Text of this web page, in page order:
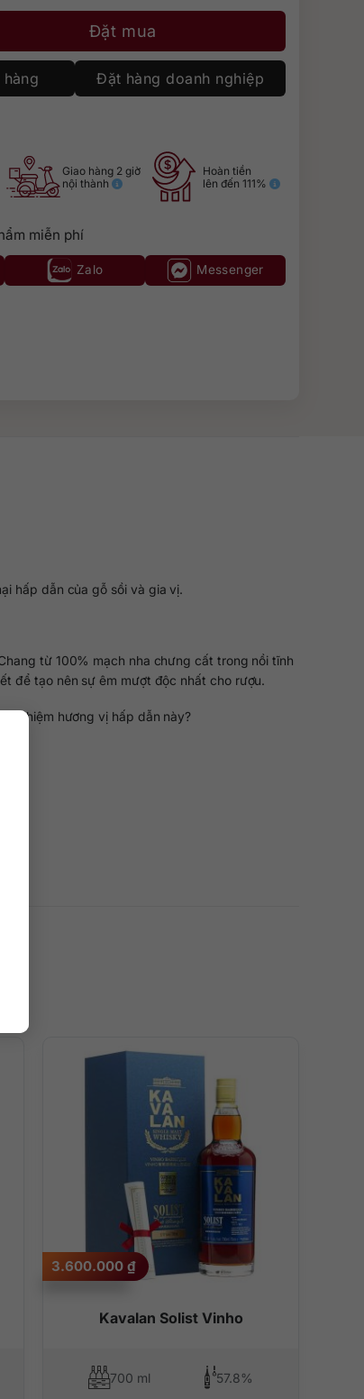
Đặt mua
Đặt hàng doanh nghiệp
Giao hàng 2 giờ
nội thành
Hoàn tiền
lên đến 111%
miễn phí
Zalo Messenger
hấp dẫn của gỗ sồi và gia vị.
từ 100% mạch nha chưng cất trong nồi tĩnh
để tạo nên sự êm mượt độc nhất cho rượu.
nghiệm hương vị hấp dẫn này?
Táo, đu đủ, xoài, bơ nướng, mơ khô,… và mật
Kavalan Solist Vinho
3.600.000 ₫
700 ml 57.8%